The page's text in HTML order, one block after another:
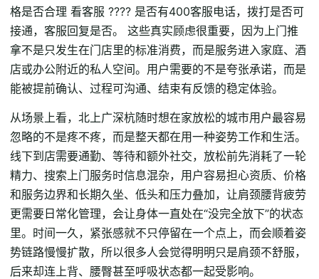
格是否合理 看客服 ???? 是否有400客服电话，拨打是否可
接通，客服回复是否。 这些真实顾虑很重要，因为上门推
拿不是只发生在门店里的标准消费，而是服务进入家庭、酒
店或办公附近的私人空间。用户需要的不是夸张承诺，而是
能被提前确认、过程可沟通、结束有反馈的稳定体验。
从场景上看，北上广深杭随时想在家放松的城市用户最容易
忽略的不是疼不疼，而是整天都在用一种姿势工作和生活。
线下到店需要通勤、等待和额外社交，放松前先消耗了一轮
精力、搜索上门服务时信息混杂，用户容易担心资质、价格
和服务边界和长期久坐、低头和压力叠加，让肩颈腰背疲劳
更需要日常化管理，会让身体一直处在“没完全放下”的状态
里。时间一久，紧张感就不只停留在一个点上，而会顺着姿
势链路慢慢扩散，所以很多人会觉得明明只是肩颈不舒服，
后来却连上背、腰臀甚至呼吸状态都一起受影响。